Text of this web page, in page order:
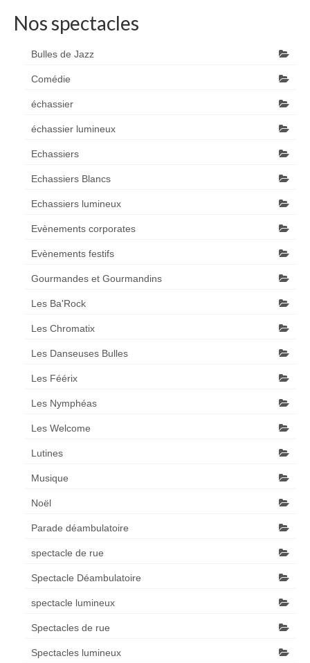
Nos spectacles
Bulles de Jazz
Comédie
échassier
échassier lumineux
Echassiers
Echassiers Blancs
Echassiers lumineux
Evènements corporates
Evènements festifs
Gourmandes et Gourmandins
Les Ba'Rock
Les Chromatix
Les Danseuses Bulles
Les Féérix
Les Nymphéas
Les Welcome
Lutines
Musique
Noël
Parade déambulatoire
spectacle de rue
Spectacle Déambulatoire
spectacle lumineux
Spectacles de rue
Spectacles lumineux